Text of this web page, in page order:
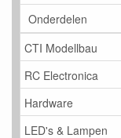
Onderdelen
CTI Modellbau
RC Electronica
Hardware
LED's & Lampen